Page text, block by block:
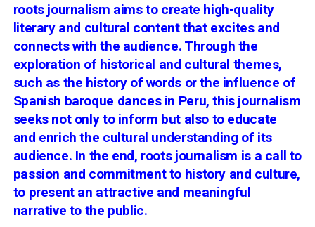
roots journalism aims to create high-quality
literary and cultural content that excites and
connects with the audience. Through the
exploration of historical and cultural themes,
such as the history of words or the influence of
Spanish baroque dances in Peru, this journalism
seeks not only to inform but also to educate
and enrich the cultural understanding of its
audience. In the end, roots journalism is a call to
passion and commitment to history and culture,
to present an attractive and meaningful
narrative to the public.